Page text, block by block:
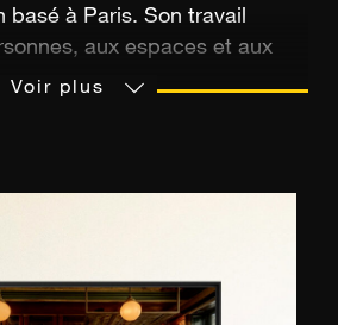
basé à Paris. Son travail
aux espaces et aux
par le désir de préserver
dont dix années
Voir plus